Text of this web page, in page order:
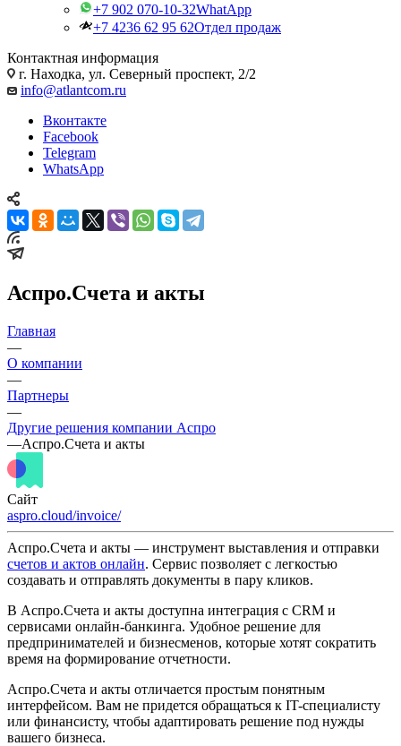
+7 902 070-10-32WhatApp
+7 4236 62 95 62Отдел продаж
Контактная информация
г. Находка, ул. Северный проспект, 2/2
info@atlantcom.ru
Вконтакте
Facebook
Telegram
WhatsApp
Аспро.Счета и акты
Главная
—
О компании
—
Партнеры
—
Другие решения компании Аспро
—Аспро.Счета и акты
Сайт
aspro.cloud/invoice/
Аспро.Счета и акты — инструмент выставления и отправки
счетов и актов онлайн. Сервис позволяет с легкостью
создавать и отправлять документы в пару кликов.
В Аспро.Счета и акты доступна интеграция с CRM и
сервисами онлайн-банкинга. Удобное решение для
предпринимателей и бизнесменов, которые хотят сократить
время на формирование отчетности.
Аспро.Счета и акты отличается простым понятным
интерфейсом. Вам не придется обращаться к IT-специалисту
или финансисту, чтобы адаптировать решение под нужды
вашего бизнеса.